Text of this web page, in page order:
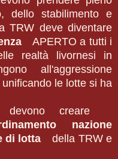
dello stabilimento e
TRW deve diventare
APERTO a tutti i
realtà livornesi in
all'aggressione
le lotte si ha
devono creare
nazione
e di lottadella TRW e